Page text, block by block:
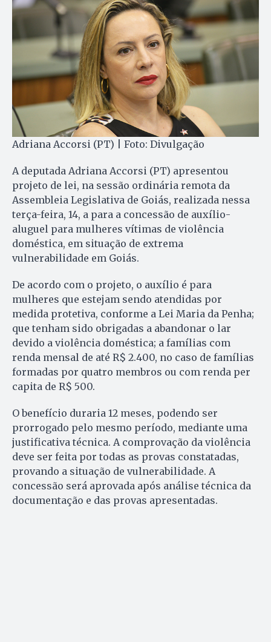
Adriana Accorsi (PT) | Foto: Divulgação
A deputada Adriana Accorsi (PT) apresentou
projeto de lei, na sessão ordinária remota da
Assembleia Legislativa de Goiás, realizada nessa
terça-feira, 14, a para a concessão de auxílio-
aluguel para mulheres vítimas de violência
doméstica, em situação de extrema
vulnerabilidade em Goiás.
De acordo com o projeto, o auxílio é para
mulheres que estejam sendo atendidas por
medida protetiva, conforme a Lei Maria da Penha;
que tenham sido obrigadas a abandonar o lar
devido a violência doméstica; a famílias com
renda mensal de até R$ 2.400, no caso de famílias
formadas por quatro membros ou com renda per
capita de R$ 500.
O benefício duraria 12 meses, podendo ser
prorrogado pelo mesmo período, mediante uma
justificativa técnica. A comprovação da violência
deve ser feita por todas as provas constatadas,
provando a situação de vulnerabilidade. A
concessão será aprovada após análise técnica da
documentação e das provas apresentadas.